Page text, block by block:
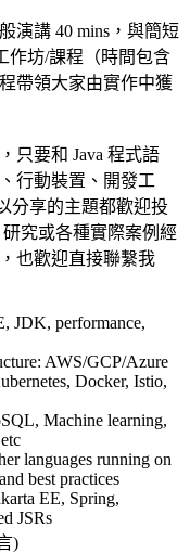
演講 40 mins，與簡短
作坊/課程（時間包含
帶領大家由實作中獲
只要和 Java 程式語
行動裝置、開發工
分享的主題都歡迎投
究或各種實際案例經
也歡迎直接聯繫我
JDK, performance,
AWS/GCP/Azure
Docker, Istio,
Machine learning,
languages running on
best practices
EE, Spring,
JSRs
)